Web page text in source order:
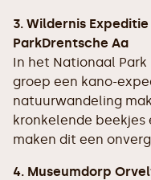
3. Wildernis
ParkDrentsche Aa
In het Nationaal
groep een kano-
natuurwandeling
kronkelende beekjes
maken dit een
4. Museumdorp